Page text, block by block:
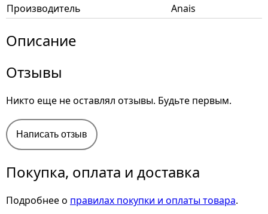
Производитель
Anais
Описание
Отзывы
Никто еще не оставлял отзывы. Будьте первым.
Написать отзыв
Покупка, оплата и доставка
Подробнее о правилах покупки и оплаты товара.